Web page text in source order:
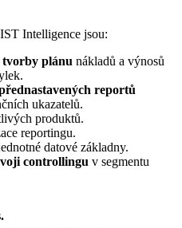
Intelligence jsou:
tvorby plánu nákladů a výnosů
reportů
ukazatelů.
produktů.
reportingu.
datové základny.
controllingu v segmentu